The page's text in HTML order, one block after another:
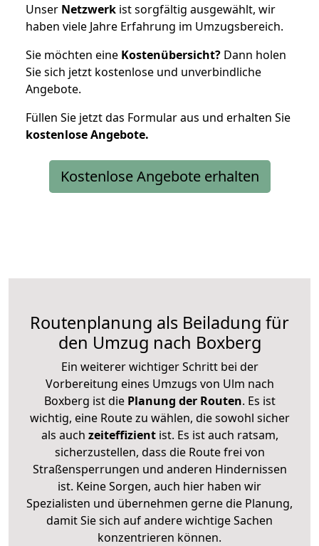
Unser Netzwerk ist sorgfältig ausgewählt, wir
haben viele Jahre Erfahrung im Umzugsbereich.
Sie möchten eine Kostenübersicht? Dann holen
Sie sich jetzt kostenlose und unverbindliche
Angebote.
Füllen Sie jetzt das Formular aus und erhalten Sie
kostenloseAngebote.
Kostenlose Angebote erhalten
Routenplanung als Beiladung für
den Umzug nach Boxberg
Ein weiterer wichtiger Schritt bei der
Vorbereitung eines Umzugs von Ulm nach
Boxberg ist diePlanung der Routen. Es ist
wichtig, eine Route zu wählen, die sowohl sicher
als auch zeiteffizientist. Es ist auch ratsam,
sicherzustellen, dass die Route frei von
Straßensperrungen und anderen Hindernissen
ist. Keine Sorgen, auch hier haben wir
Spezialisten und übernehmen gerne die Planung,
damit Sie sich auf andere wichtige Sachen
konzentrieren können.